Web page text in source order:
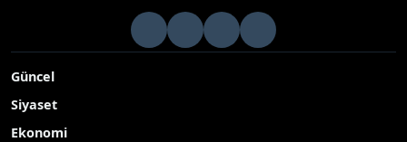
Güncel
Siyaset
Ekonomi